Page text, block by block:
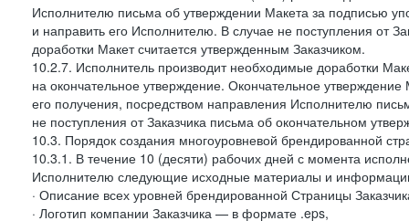
Исполнителю письма об утверждении Макета за подписью
и направить его Исполнителю. В случае не поступления от
доработки Макет считается утвержденным Заказчиком.
10.2.7. Исполнитель производит необходимые доработки
на окончательное утверждение. Окончательное
его получения, посредством направления Исполнителю
не поступления от Заказчика письма об окончательном
10.3. Порядок создания многоуровневой брендированной
10.3.1. В течение 10 (десяти) рабочих дней с момента
Исполнителю следующие исходные материалы и
· Описание всех уровней брендированной Страницы
· Логотип компании Заказчика — в формате .eps,